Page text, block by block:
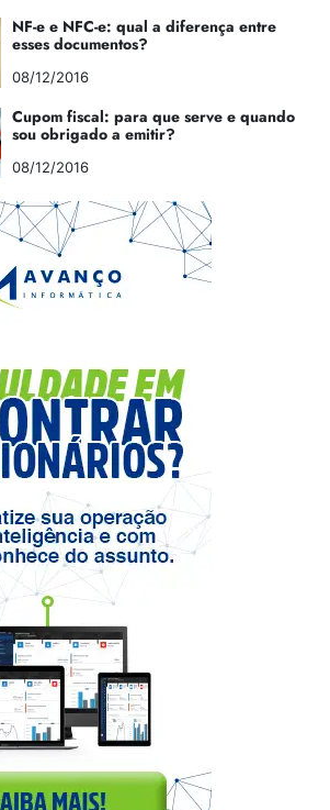
NF-e e NFC-e: qual a diferença entre
esses documentos?
08/12/2016
Cupom fiscal: para que serve e quando
sou obrigado a emitir?
08/12/2016